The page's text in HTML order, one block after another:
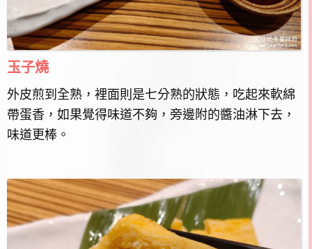
玉子燒
外皮煎到全熟，裡面則是七分熟的狀態，吃起來軟綿
帶蛋香，如果覺得味道不夠，旁邊附的醬油淋下去，
味道更棒。